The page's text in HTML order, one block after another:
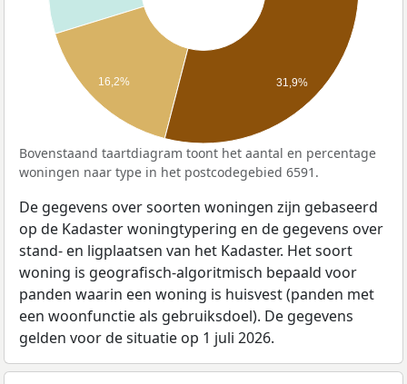
16,2% 31,9%
Bovenstaand taartdiagram toont het aantal en percentage
woningen naar type in het postcodegebied 6591.
De gegevens over soorten woningen zijn gebaseerd
op de Kadaster woningtypering en de gegevens over
stand- en ligplaatsen van het Kadaster. Het soort
woning is geografisch-algoritmisch bepaald voor
panden waarin een woning is huisvest (panden met
een woonfunctie als gebruiksdoel). De gegevens
gelden voor de situatie op 1 juli 2026.